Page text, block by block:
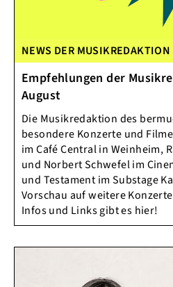
NEWS DER MUSIKREDAKTION
Empfehlungen der
August
Die Musikredaktion des
besondere Konzerte und
im Café Central in Weinheim,
und Norbert Schwefel im
und Testament im Substage
Vorschau auf weitere
Infos und Links gibt es hier!